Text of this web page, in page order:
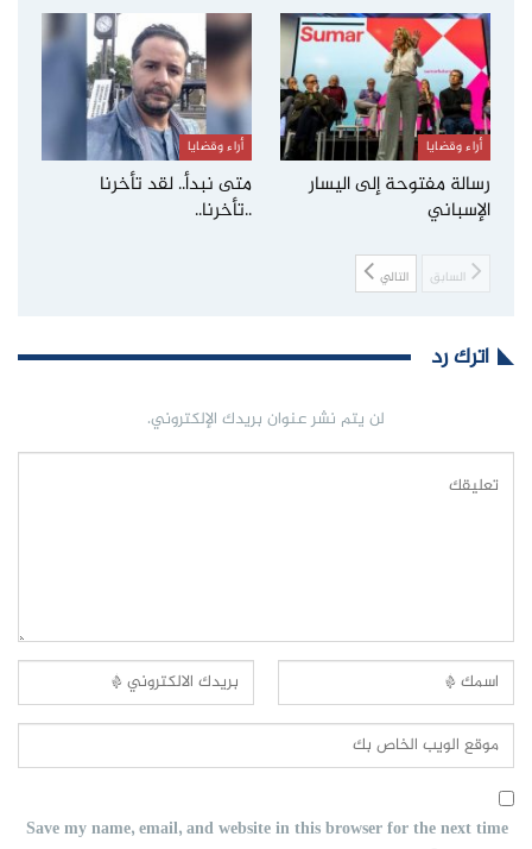
أراء وقضايا
رسالة مفتوحة إلى اليسار
الإسباني
أراء وقضايا
متى نبدأ.. لقد تأخرنا
..تأخرنا..
السابق التالي
اترك رد
لن يتم نشر عنوان بريدك الإلكتروني.
Save my name, email, and website in this browser for the next time